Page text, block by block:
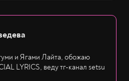
и Ягами Лайта, обожаю
LYRICS, веду тг-канал setsu